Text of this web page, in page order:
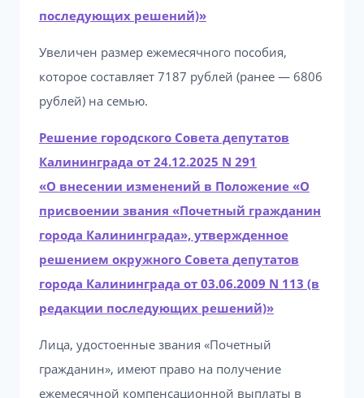
последующих решений)»
Увеличен размер ежемесячного пособия,
которое составляет 7187 рублей (ранее — 6806
рублей) на семью.
Решение городского Совета депутатов
Калининграда от 24.12.2025 N 291
«О внесении изменений в Положение «О
присвоении звания «Почетный гражданин
города Калининграда», утвержденное
решением окружного Совета депутатов
города Калининграда от 03.06.2009 N 113 (в
редакции последующих решений)»
Лица, удостоенные звания «Почетный
гражданин», имеют право на получение
ежемесячной компенсационной выплаты в